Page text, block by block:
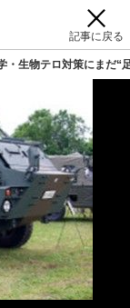
記事に戻る
生物テロ対策にまだ“